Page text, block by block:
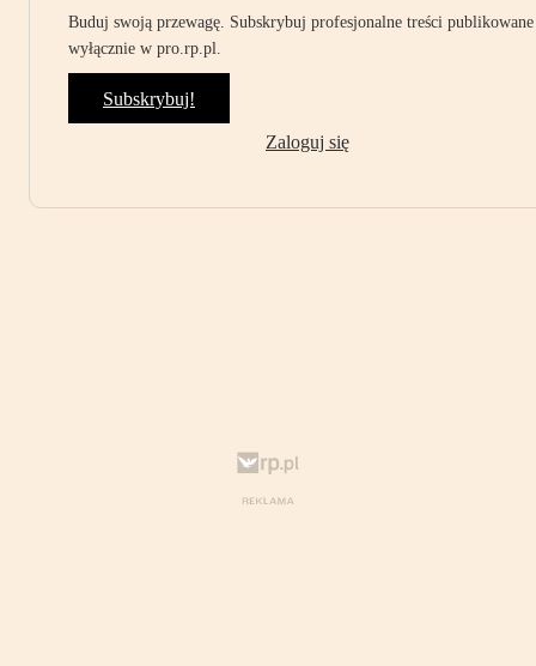
Buduj swoją przewagę. Subskrybuj profesjonalne treści publikowane
wyłącznie w pro.rp.pl.
Subskrybuj!
Zaloguj się